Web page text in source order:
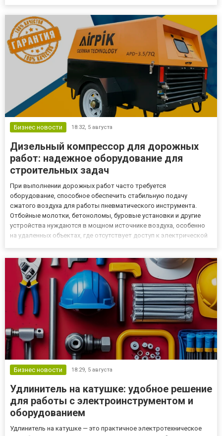
фасад без...
Бизнес новости 18:32, 5 августа
Дизельный компрессор для дорожных
работ: надежное оборудование для
строительных задач
При выполнении дорожных работ часто требуется
оборудование, способное обеспечить стабильную подачу
сжатого воздуха для работы пневматического инструмента.
Отбойные молотки, бетоноломы, буровые установки и другие
устройства нуждаются в мощном источнике воздуха, особенно
на удаленных объектах, где отсутствует доступ к электрической
и ремонтных бри...
Бизнес новости 18:29, 5 августа
Удлинитель на катушке: удобное решение
для работы с электроинструментом и
оборудованием
Удлинитель на катушке — это практичное электротехническое